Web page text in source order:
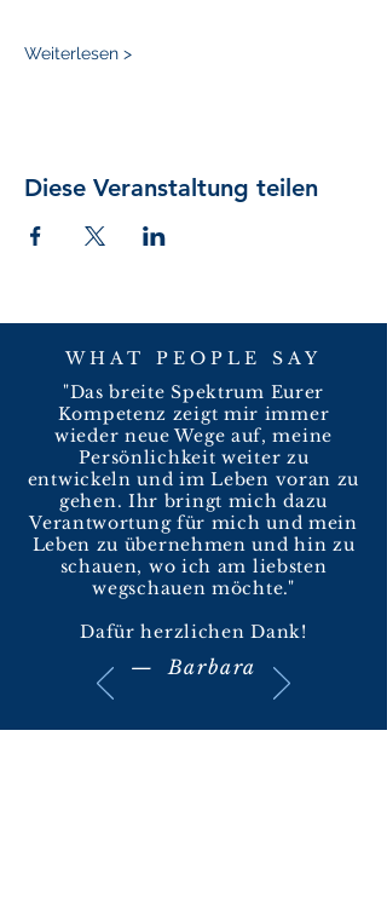
Weiterlesen >
Diese Veranstaltung teilen
WHAT PEOPLE SAY
"Das breite Spektrum Eurer
Kompetenz zeigt mir immer
wieder neue Wege auf, meine
Persönlichkeit weiter zu
entwickeln und im Leben voran zu
gehen. Ihr bringt mich dazu
Verantwortung für mich und mein
Leben zu übernehmen und hin zu
schauen, wo ich am liebsten
wegschauen möchte."
Dafür herzlichen Dank!
— Barbara